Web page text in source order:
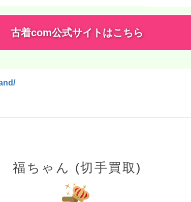
古着com公式サイトはこちら
福ちゃん (切手買取)